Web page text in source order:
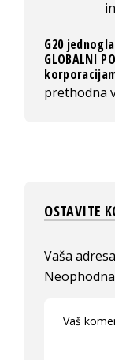
G20
GLOBALNI
prethodna
OSTAVITE
Vaša